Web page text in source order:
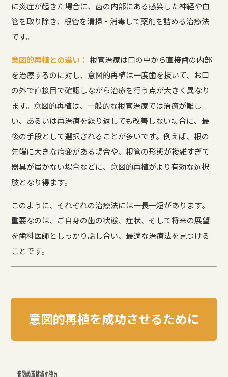
に炎症が起きた場合に、歯の内部にある感染した神経や血
管を取り除き、根管を清掃・消毒して薬剤を詰める治療法
です。
意図的再植との違い： 根管治療は口の中から直接歯の内部
を治療するのに対し、意図的再植は一度歯を抜いて、お口
の外で直接目で確認しながら治療を行う点が大きく異なり
ます。意図的再植は、一般的な根管治療では治癒が難し
い、あるいは再治療を繰り返しても改善しない場合に、最
後の手段として選択されることが多いです。例えば、根の
先端に大きな病変がある場合や、根管の形態が複雑すぎて
器具が届かない場合などに、意図的再植がより有効な選択
肢となり得ます。
このように、それぞれの治療法には一長一短があります。
重要なのは、ご自身の歯の状態、症状、そして将来の展望
を歯科医師としっかり話し合い、最適な治療法を見つける
ことです。
意図的再植を成功させるために